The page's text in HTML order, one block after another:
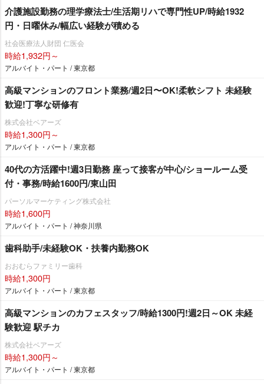
介護施設勤務の理学療法士/生活期リハで専門性UP/時給1932
円・日曜休み/幅広い経験が積める
社会医療法人財団 仁医会
時給1,932円～
アルバイト・パート / 東京都
⾼級マンションのフロント業務/週2⽇〜OK!柔軟シフト 未経験
歓迎!丁寧な研修有
株式会社ベアーズ
時給1,300円～
アルバイト・パート / 東京都
40代の方活躍中!週3日勤務 座って接客が中心/ショールーム受
付・事務/時給1600円/東山田
パーソルマーケティング株式会社
時給1,600円
アルバイト・パート / 神奈川県
歯科助手/未経験OK・扶養内勤務OK
おおむらファミリー歯科
時給1,300円
アルバイト・パート / 東京都
高級マンションのカフェスタッフ/時給1300円!週2日～OK 未経
験歓迎 駅チカ
株式会社ベアーズ
時給1,300円～
アルバイト・パート / 東京都